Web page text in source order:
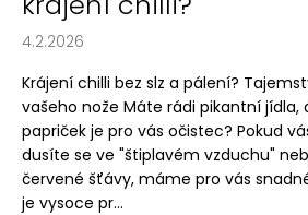
4.2.2026
Krájení chilli bez slz a pálení?
vašeho nože Máte rádi pikantní jídla,
papriček je pro vás očistec? Pokud
dusíte se ve "štiplavém vzduchu"
červené šťávy, máme pro vás
je vysoce pr...